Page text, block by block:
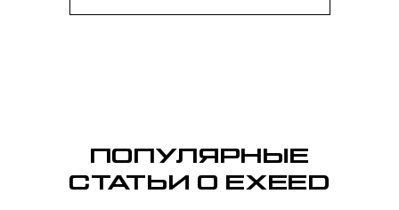
ПОПУЛЯРНЫЕ
СТАТЬИ О EXEED